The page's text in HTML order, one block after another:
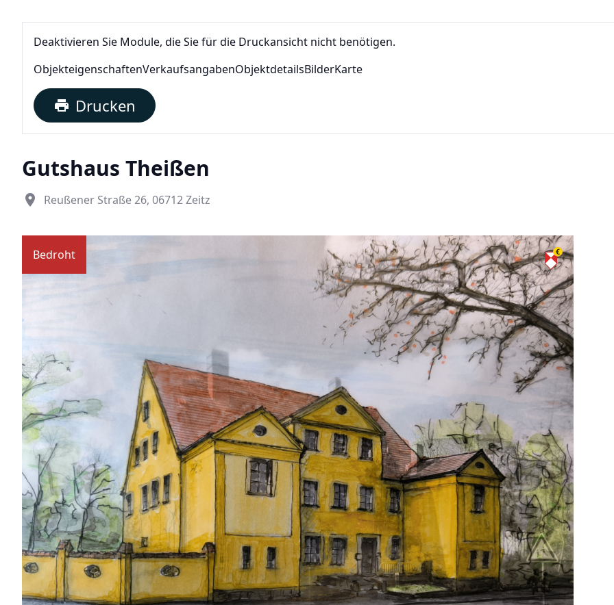
Deaktivieren Sie Module, die Sie für die Druckansicht nicht benötigen.
ObjekteigenschaftenVerkaufsangabenObjektdetailsBilderKarte
print Drucken
Gutshaus Theißen
place Reußener Straße 26, 06712 Zeitz
Bedroht